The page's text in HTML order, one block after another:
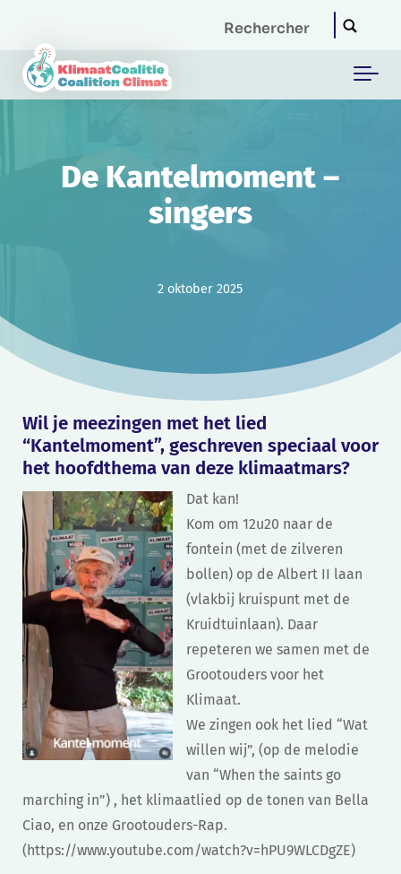
De Kantelmoment –
singers
2 oktober 2025
Wil je meezingen met het lied
“Kantelmoment”, geschreven speciaal voor
het hoofdthema van deze klimaatmars?
Dat kan!
Kom om 12u20 naar de
fontein (met de zilveren
bollen) op de Albert II laan
(vlakbij kruispunt met de
Kruidtuinlaan). Daar
repeteren we samen met de
Grootouders voor het
Klimaat.
We zingen ook het lied “Wat
willen wij”, (op de melodie
van “When the saints go
marching in”) , het klimaatlied op de tonen van Bella
Ciao, en onze Grootouders-Rap.
(https://www.youtube.com/watch?v=hPU9WLCDgZE)